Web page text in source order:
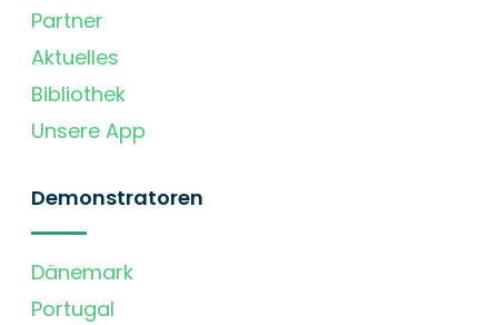
Partner
Aktuelles
Bibliothek
Unsere App
Demonstratoren
Dänemark
Portugal